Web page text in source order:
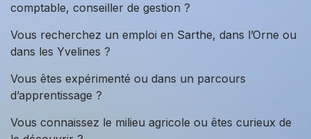
comptable, conseiller de gestion ?
Vous recherchez un emploi en Sarthe, dans l’Orne ou
dans les Yvelines ?
Vous êtes expérimenté ou dans un parcours
d’apprentissage ?
Vous connaissez le milieu agricole ou êtes curieux de